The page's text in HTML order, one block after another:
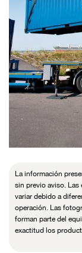
La información
sin previo aviso. Las
variar debido a
operación. Las
forman parte del
exactitud los